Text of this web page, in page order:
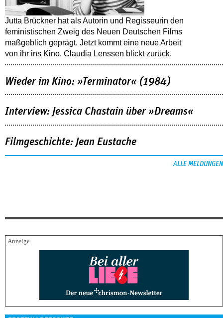
Jutta Brückner hat als Autorin und Regisseurin den
feministischen Zweig des Neuen Deutschen Films
maßgeblich geprägt. Jetzt kommt eine neue Arbeit
von ihr ins Kino. Claudia Lenssen blickt zurück.
Wieder im Kino: »Terminator« (1984)
Interview: Jessica Chastain über »Dreams«
Filmgeschichte: Jean Eustache
ALLE MELDUNGEN